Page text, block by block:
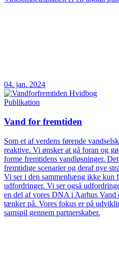
04. jan. 2024
Publikation
Vand for fremtiden
Som et af verdens førende
reaktive. Vi ønsker at gå foran og
forme fremtidens vandløsninger.
fremtidige scenarier og deraf nye
Vi ser i den sammenhæng ikke kun
udfordringer. Vi ser også
en del af vores DNA i Aarhus Vand
tænker på. Vores fokus er på
samspil gennem partnerskaber.